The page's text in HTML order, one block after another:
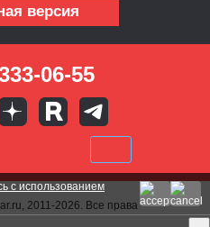
версия
06-55
2011-2026. Все права
с использованием